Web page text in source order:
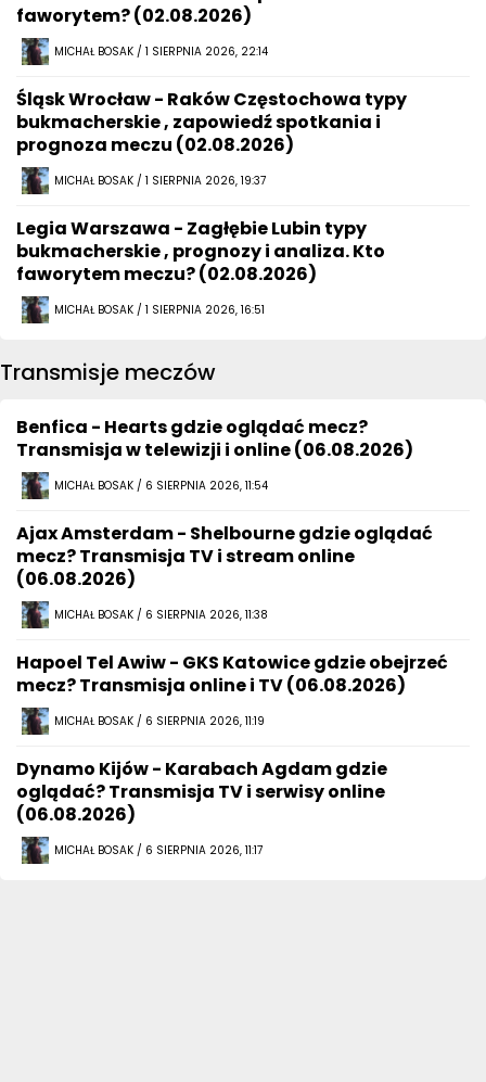
faworytem? (02.08.2026)
MICHAŁ BOSAK / 1 SIERPNIA 2026, 22:14
Śląsk Wrocław - Raków Częstochowa typy
bukmacherskie , zapowiedź spotkania i
prognoza meczu (02.08.2026)
MICHAŁ BOSAK / 1 SIERPNIA 2026, 19:37
Legia Warszawa - Zagłębie Lubin typy
bukmacherskie , prognozy i analiza. Kto
faworytem meczu? (02.08.2026)
MICHAŁ BOSAK / 1 SIERPNIA 2026, 16:51
Transmisje meczów
Benfica - Hearts gdzie oglądać mecz?
Transmisja w telewizji i online (06.08.2026)
MICHAŁ BOSAK / 6 SIERPNIA 2026, 11:54
Ajax Amsterdam - Shelbourne gdzie oglądać
mecz? Transmisja TV i stream online
(06.08.2026)
MICHAŁ BOSAK / 6 SIERPNIA 2026, 11:38
Hapoel Tel Awiw - GKS Katowice gdzie obejrzeć
mecz? Transmisja online i TV (06.08.2026)
MICHAŁ BOSAK / 6 SIERPNIA 2026, 11:19
Dynamo Kijów - Karabach Agdam gdzie
oglądać? Transmisja TV i serwisy online
(06.08.2026)
MICHAŁ BOSAK / 6 SIERPNIA 2026, 11:17